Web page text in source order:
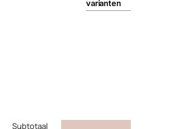
varianten
Subtotaal